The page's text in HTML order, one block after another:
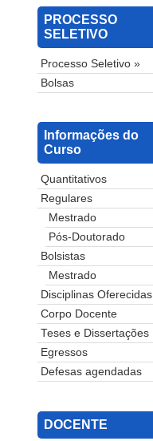
PROCESSO
SELETIVO
Processo Seletivo »
Bolsas
Informações do
Curso
Quantitativos
Regulares
Mestrado
Pós-Doutorado
Bolsistas
Mestrado
Disciplinas Oferecidas
Corpo Docente
Teses e Dissertações
Egressos
Defesas agendadas
DOCENTE